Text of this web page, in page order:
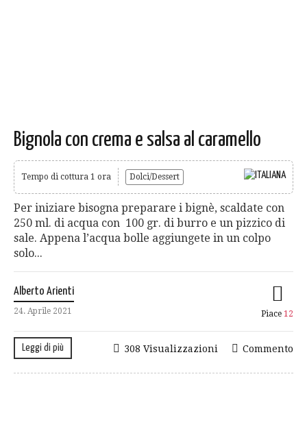
Bignola con crema e salsa al caramello
Tempo di cottura 1 ora Dolci/Dessert
Per iniziare bisogna preparare i bignè, scaldate con
250 ml. di acqua con 100 gr. di burro e un pizzico di
sale. Appena l’acqua bolle aggiungete in un colpo
solo...
Alberto Arienti
24. Aprile 2021 Piace 12
Leggi di più Commento
308 Visualizzazioni